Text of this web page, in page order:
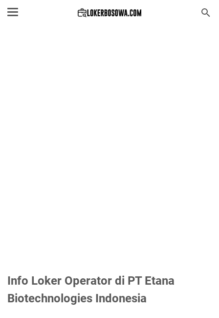
Info Loker Operator di PT Etana
Biotechnologies Indonesia